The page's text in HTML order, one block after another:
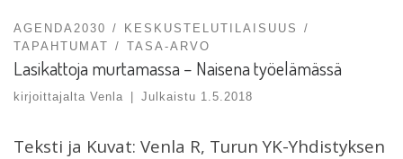
AGENDA2030
KESKUSTELUTILAISUUS
TAPAHTUMAT
TASA-ARVO
Lasikattoja murtamassa – Naisena työelämässä
kirjoittajalta Venla Julkaistu 1.5.2018
Teksti ja Kuvat: Venla R, Turun YK-Yhdistyksen